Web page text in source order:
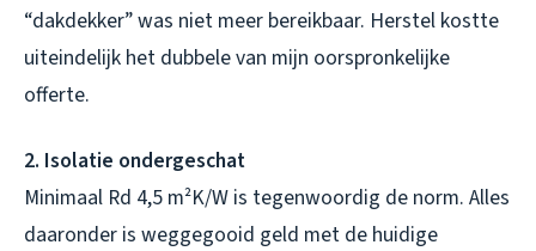
“dakdekker” was niet meer bereikbaar. Herstel kostte
uiteindelijk het dubbele van mijn oorspronkelijke
offerte.
2. Isolatie ondergeschat
Minimaal Rd 4,5 m²K/W is tegenwoordig de norm. Alles
daaronder is weggegooid geld met de huidige